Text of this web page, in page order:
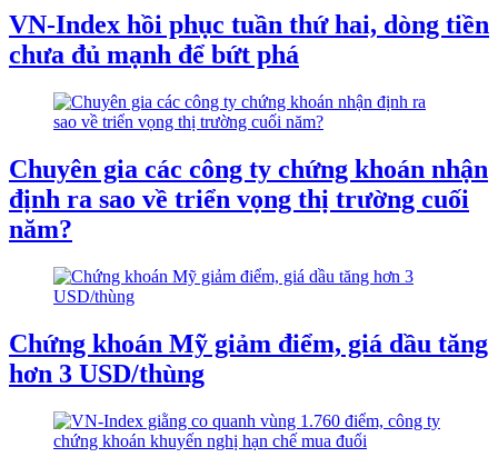
VN-Index hồi phục tuần thứ hai, dòng tiền
chưa đủ mạnh để bứt phá
Chuyên gia các công ty chứng khoán nhận
định ra sao về triển vọng thị trường cuối
năm?
Chứng khoán Mỹ giảm điểm, giá dầu tăng
hơn 3 USD/thùng